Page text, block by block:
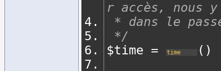
r accès, nous
* dans le
*/
$time = time ()